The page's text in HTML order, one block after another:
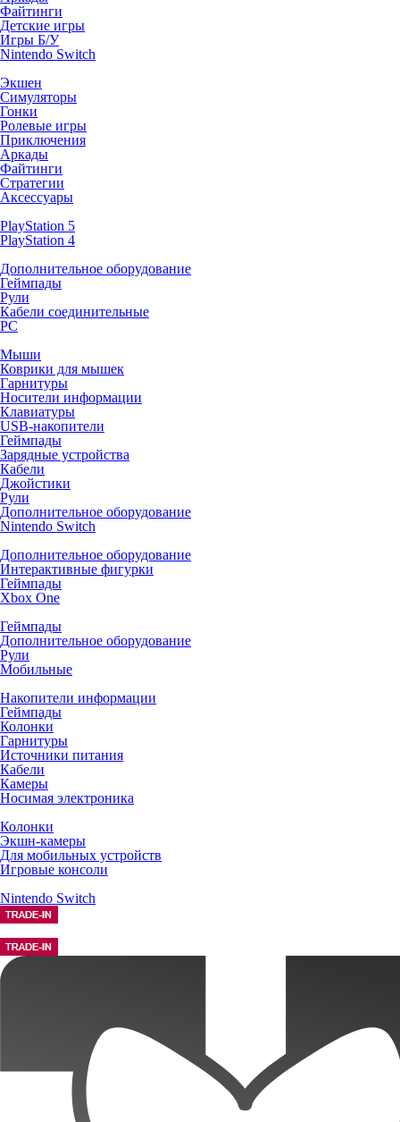
Файтинги
Детские игры
Игры Б/У
Nintendo Switch
Экшен
Симуляторы
Гонки
Ролевые игры
Приключения
Аркады
Файтинги
Стратегии
Аксессуары
PlayStation 5
PlayStation 4
Дополнительное оборудование
Геймпады
Рули
Кабели соединительные
PC
Мыши
Коврики для мышек
Гарнитуры
Носители информации
Клавиатуры
USB-накопители
Геймпады
Зарядные устройства
Кабели
Джойстики
Рули
Дополнительное оборудование
Nintendo Switch
Дополнительное оборудование
Интерактивные фигурки
Геймпады
Xbox One
Геймпады
Дополнительное оборудование
Рули
Мобильные
Накопители информации
Геймпады
Колонки
Гарнитуры
Источники питания
Кабели
Камеры
Носимая электроника
Колонки
Экшн-камеры
Для мобильных устройств
Игровые консоли
Nintendo Switch